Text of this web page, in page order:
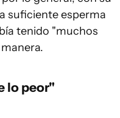
suficiente esperma
tenido "muchos
lo peor"